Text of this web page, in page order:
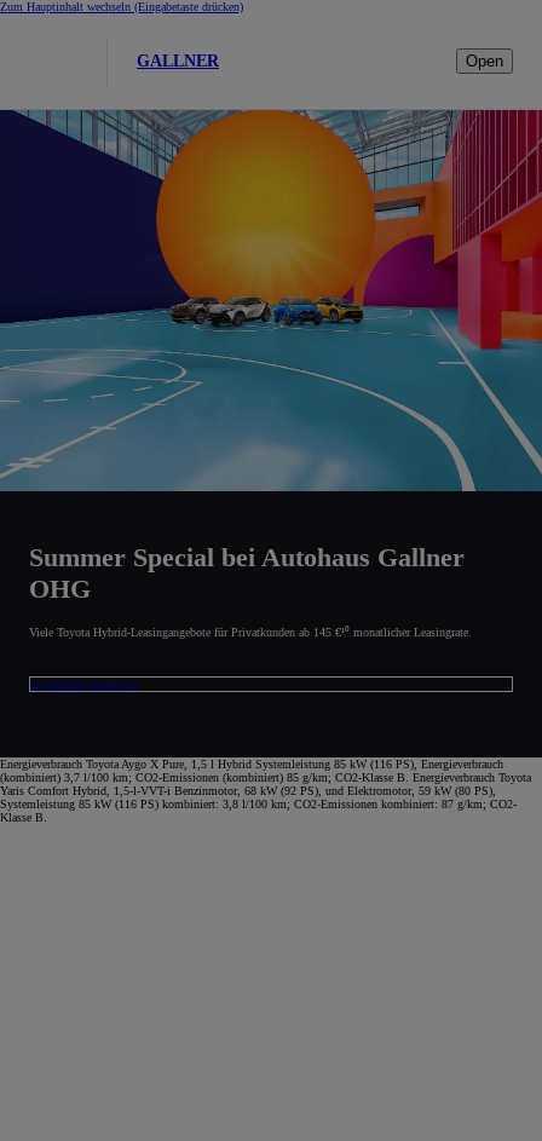
Zum Hauptinhalt wechseln (Eingabetaste drücken)
GALLNER Open
Summer Special bei Autohaus Gallner
OHG
Viele Toyota Hybrid-Leasingangebote für Privatkunden ab 145 €¹⁰ monatlicher Leasingrate.
Zu unseren Angeboten
Energieverbrauch Toyota Aygo X Pure, 1,5 l Hybrid Systemleistung 85 kW (116 PS), Energieverbrauch
(kombiniert) 3,7 l/100 km; CO2-Emissionen (kombiniert) 85 g/km; CO2-Klasse B. Energieverbrauch Toyota
Yaris Comfort Hybrid, 1,5-l-VVT-i Benzinmotor, 68 kW (92 PS), und Elektromotor, 59 kW (80 PS),
Systemleistung 85 kW (116 PS) kombiniert: 3,8 l/100 km; CO2-Emissionen kombiniert: 87 g/km; CO2-
Klasse B.